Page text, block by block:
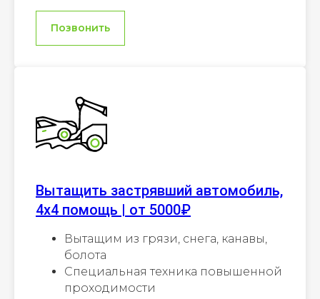
Позвонить
Вытащить застрявший автомобиль,
4х4 помощь | от 5000₽
Вытащим из грязи, снега, канавы,
болота
Специальная техника повышенной
проходимости